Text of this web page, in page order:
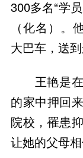
300多名“学
（化名）。
大巴车，送到
王艳是
的家中押回
院校，罹患
让她的父母相